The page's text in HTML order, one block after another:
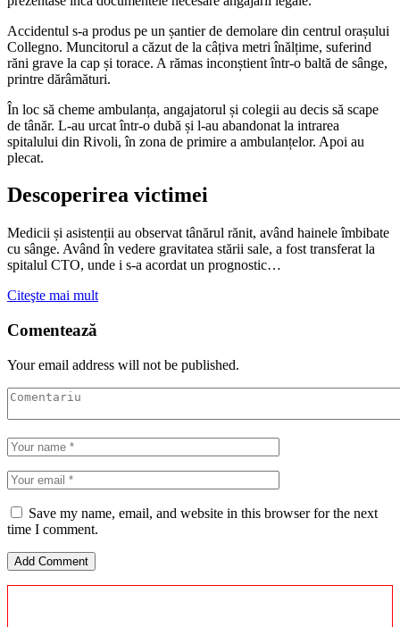
Accidentul s-a produs pe un șantier de demolare din centrul orașului
Collegno. Muncitorul a căzut de la câțiva metri înălțime, suferind
răni grave la cap și torace. A rămas inconștient într-o baltă de sânge,
printre dărâmături.
În loc să cheme ambulanța, angajatorul și colegii au decis să scape
de tânăr. L-au urcat într-o dubă și l-au abandonat la intrarea
spitalului din Rivoli, în zona de primire a ambulanțelor. Apoi au
plecat.
Descoperirea victimei
Medicii și asistenții au observat tânărul rănit, având hainele îmbibate
cu sânge. Având în vedere gravitatea stării sale, a fost transferat la
spitalul CTO, unde i s-a acordat un prognostic…
Citeşte mai mult
Comentează
Your email address will not be published.
Save my name, email, and website in this browser for the next
time I comment.